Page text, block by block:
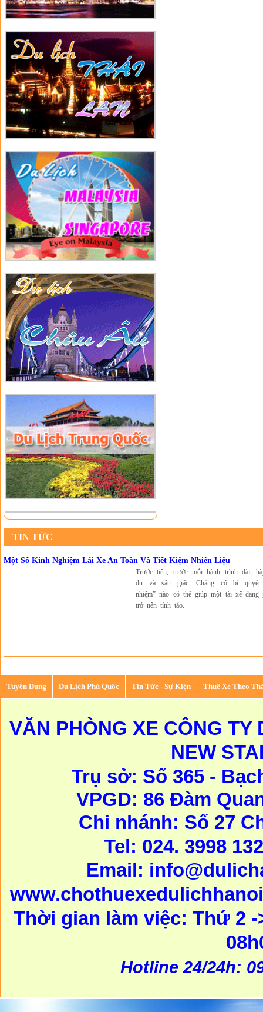
TIN TỨC
Một Số Kinh Nghiệm Lái Xe An Toàn Và Tiết Kiệm Nhiên Liệu
Trước tiên, trước mỗi hành trình dài,
đủ và sâu giấc. Chẳng có bí quyết
nhiệm” nào có thể giúp một tài xế đang
trở nên tỉnh táo.
Tuyển Dụng Du Lịch Phú Quốc Tin Tức - Sự Kiện Thuê Xe Theo
VĂN PHÒNG XE CÔNG TY
NEW
Trụ sở: Số 365 -
VPGD: 86 Đàm
Chi nhánh: Số 27
Tel: 024. 3998
Email:
Thời gian làm việc: Thứ 2
Hotline 24/24h: